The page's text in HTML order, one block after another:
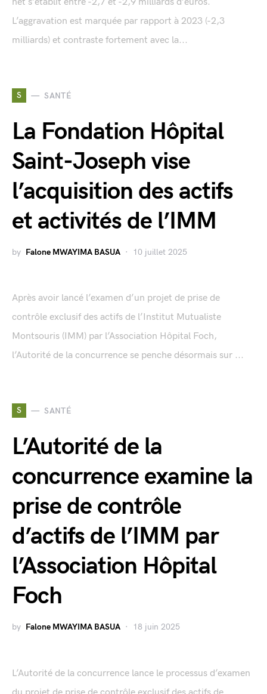
L’aggravation est marquée par rapport à 2023 (-2,3
milliards) et contraste fortement avec la...
S SANTÉ
La Fondation Hôpital
Saint-Joseph vise
l’acquisition des actifs
et activités de l’IMM
by Falone MWAYIMA BASUA 10 juillet 2025
Après avoir lancé l’examen d’un projet de prise de
contrôle exclusif des actifs de l’Institut Mutualiste
Montsouris (IMM) par l’Association Hôpital Foch,
l’Autorité de la concurrence se penche désormais sur ...
S SANTÉ
L’Autorité de la
concurrence examine la
prise de contrôle
d’actifs de l’IMM par
l’Association Hôpital
Foch
by Falone MWAYIMA BASUA 18 juin 2025
L’Autorité de la concurrence lance le processus d’examen